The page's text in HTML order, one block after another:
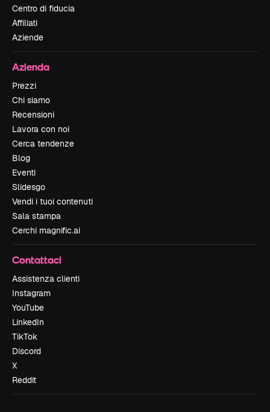
Centro di fiducia
Affiliati
Aziende
Azienda
Prezzi
Chi siamo
Recensioni
Lavora con noi
Cerca tendenze
Blog
Eventi
Slidesgo
Vendi i tuoi contenuti
Sala stampa
Cerchi magnific.ai
Contattaci
Assistenza clienti
Instagram
YouTube
LinkedIn
TikTok
Discord
X
Reddit